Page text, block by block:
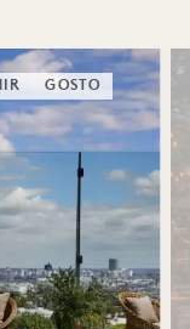
GOSTO